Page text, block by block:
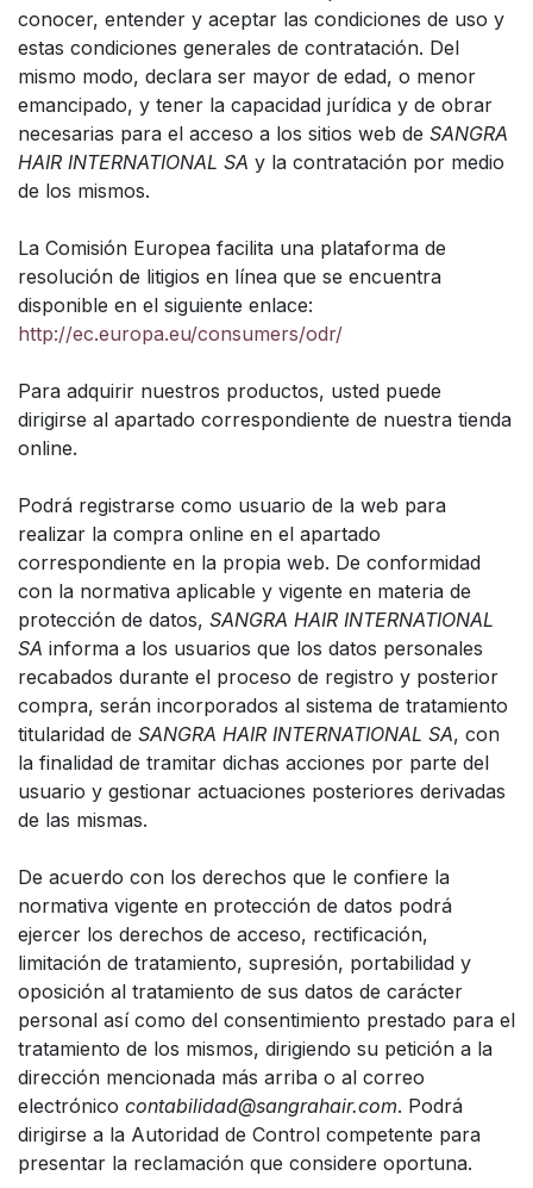
conocer, entender y aceptar las condiciones de uso y
estas condiciones generales de contratación. Del
mismo modo, declara ser mayor de edad, o menor
emancipado, y tener la capacidad jurídica y de obrar
necesarias para el acceso a los sitios web de SANGRA
HAIR INTERNATIONAL SA y la contratación por medio
de los mismos.
La Comisión Europea facilita una plataforma de
resolución de litigios en línea que se encuentra
disponible en el siguiente enlace:
http://ec.europa.eu/consumers/odr/
Para adquirir nuestros productos, usted puede
dirigirse al apartado correspondiente de nuestra tienda
online.
Podrá registrarse como usuario de la web para
realizar la compra online en el apartado
correspondiente en la propia web. De conformidad
con la normativa aplicable y vigente en materia de
protección de datos, SANGRA HAIR INTERNATIONAL
SA informa a los usuarios que los datos personales
recabados durante el proceso de registro y posterior
compra, serán incorporados al sistema de tratamiento
titularidad de SANGRA HAIR INTERNATIONAL SA, con
la finalidad de tramitar dichas acciones por parte del
usuario y gestionar actuaciones posteriores derivadas
de las mismas.
De acuerdo con los derechos que le confiere la
normativa vigente en protección de datos podrá
ejercer los derechos de acceso, rectificación,
limitación de tratamiento, supresión, portabilidad y
oposición al tratamiento de sus datos de carácter
personal así como del consentimiento prestado para el
tratamiento de los mismos, dirigiendo su petición a la
dirección mencionada más arriba o al correo
electrónico contabilidad@sangrahair.com. Podrá
dirigirse a la Autoridad de Control competente para
presentar la reclamación que considere oportuna.